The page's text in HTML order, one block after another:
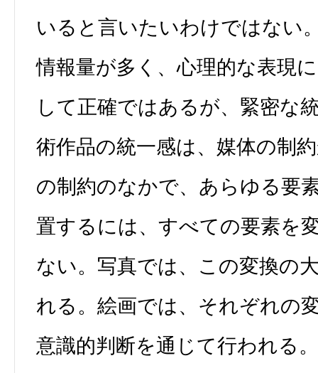
いると言いたいわけではない
情報量が多く、心理的な表現
して正確ではあるが、緊密な
術作品の統一感は、媒体の制
の制約のなかで、あらゆる要
置するには、すべての要素を
ない。写真では、この変換の
れる。絵画では、それぞれの
意識的判断を通じて行われる